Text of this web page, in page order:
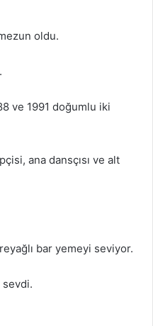
oldu.
ve 1991 doğumlu iki
ana dansçısı ve alt
bar yemeyi seviyor.
sevdi.